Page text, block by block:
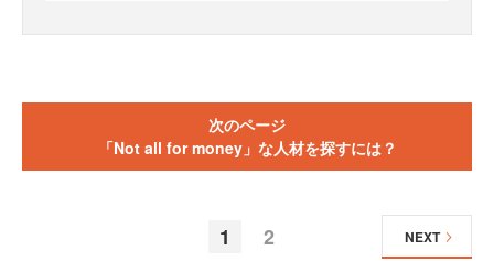
次のページ
「Not all for money」な人材を探すには？
1 2 NEXT